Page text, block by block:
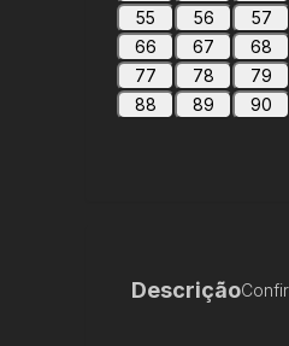
55
56 57
66
67 68
77
78 79
88
89 90
Descrição